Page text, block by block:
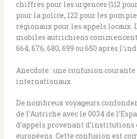
chiffres pour les urgences (112
pour la police, 122 pour les
régionaux pour les appels locaux.
mobiles autrichiens
664, 676, 680, 699 ou 650 après
Anecdote : une confusion
internationaux
De nombreux voyageurs
de l’Autriche avec le 0034 de
d’appels provenant d’institutions
européens. Cette confusion est